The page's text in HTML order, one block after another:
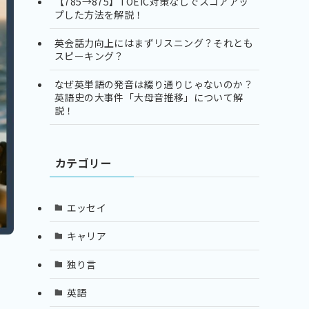
プした方法を解説！
英会話力向上にはまずリスニング？それとも
スピーキング？
なぜ英単語の発音は綴り通りじゃないのか？
英語史の大事件「大母音推移」について解
説！
カテゴリー
エッセイ
キャリア
独り言
英語